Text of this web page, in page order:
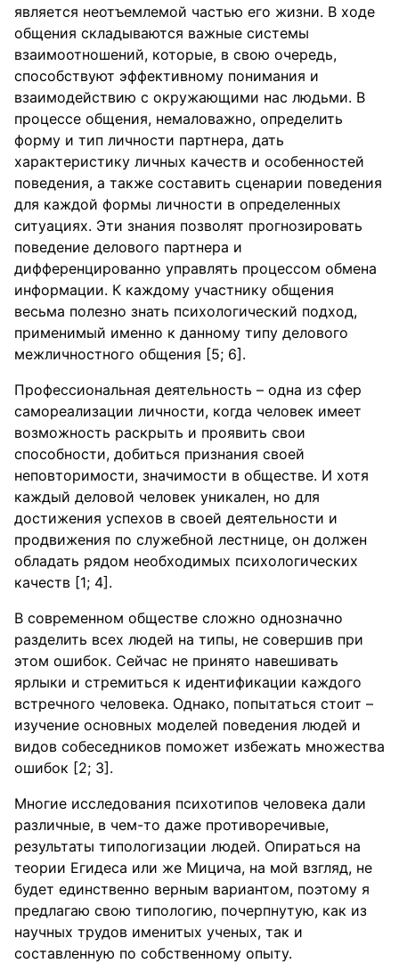
является неотъемлемой частью его жизни. В ходе
общения складываются важные системы
взаимоотношений, которые, в свою очередь,
способствуют эффективному понимания и
взаимодействию с окружающими нас людьми. В
процессе общения, немаловажно, определить
форму и тип личности партнера, дать
характеристику личных качеств и особенностей
поведения, а также составить сценарии поведения
для каждой формы личности в определенных
ситуациях. Эти знания позволят прогнозировать
поведение делового партнера и
дифференцированно управлять процессом обмена
информации. К каждому участнику общения
весьма полезно знать психологический подход,
применимый именно к данному типу делового
межличностного общения [5; 6].
Профессиональная деятельность – одна из сфер
самореализации личности, когда человек имеет
возможность раскрыть и проявить свои
способности, добиться признания своей
неповторимости, значимости в обществе. И хотя
каждый деловой человек уникален, но для
достижения успехов в своей деятельности и
продвижения по служебной лестнице, он должен
обладать рядом необходимых психологических
качеств [1; 4].
В современном обществе сложно однозначно
разделить всех людей на типы, не совершив при
этом ошибок. Сейчас не принято навешивать
ярлыки и стремиться к идентификации каждого
встречного человека. Однако, попытаться стоит –
изучение основных моделей поведения людей и
видов собеседников поможет избежать множества
ошибок [2; 3].
Многие исследования психотипов человека дали
различные, в чем-то даже противоречивые,
результаты типологизации людей. Опираться на
теории Егидеса или же Мицича, на мой взгляд, не
будет единственно верным вариантом, поэтому я
предлагаю свою типологию, почерпнутую, как из
научных трудов именитых ученых, так и
составленную по собственному опыту.